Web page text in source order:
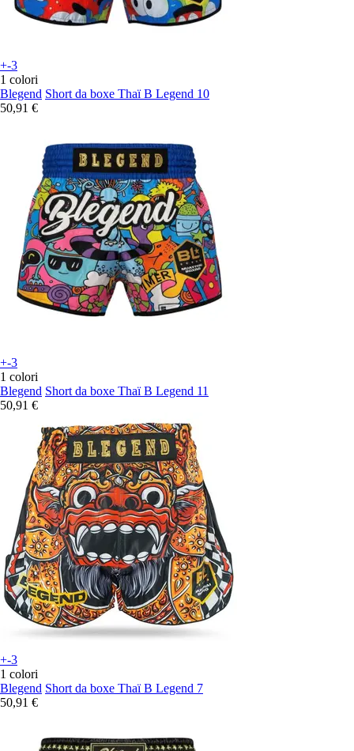
+-3
1 colori
Blegend Short da boxe Thaï B Legend 10
50,91 €
+-3
1 colori
Blegend Short da boxe Thaï B Legend 11
50,91 €
+-3
1 colori
Blegend Short da boxe Thaï B Legend 7
50,91 €